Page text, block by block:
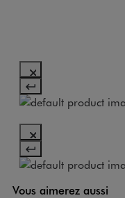
Vous aimerez aussi